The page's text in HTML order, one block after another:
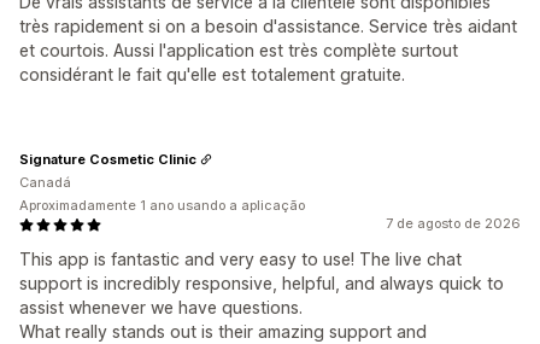
très rapidement si on a besoin d'assistance. Service très aidant
et courtois. Aussi l'application est très complète surtout
considérant le fait qu'elle est totalement gratuite.
7 de agosto de 2026
This app is fantastic and very easy to use! The live chat
support is incredibly responsive, helpful, and always quick to
assist whenever we have questions.
What really stands out is their amazing support and
Signature Cosmetic Clinic
Canadá
Aproximadamente 1 ano usando a aplicação